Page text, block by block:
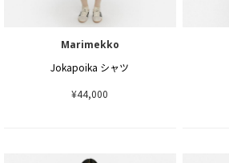
Marimekko
Jokapoika シャツ
¥44,000